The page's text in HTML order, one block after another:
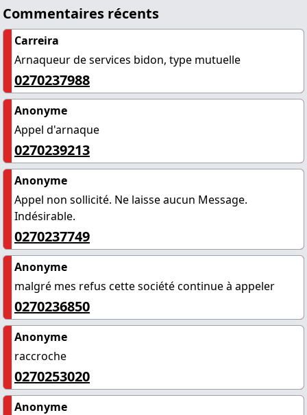
Commentaires récents
Carreira
Arnaqueur de services bidon, type mutuelle
0270237988
Anonyme
Appel d'arnaque
0270239213
Anonyme
Appel non sollicité. Ne laisse aucun Message.
Indésirable.
0270237749
Anonyme
malgré mes refus cette société continue à appeler
0270236850
Anonyme
raccroche
0270253020
Anonyme